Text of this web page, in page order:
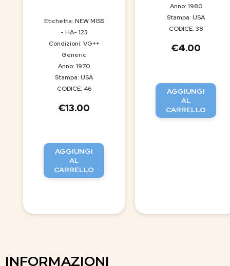
Etichetta: NEW MISS
- HA- 123
Condizioni: VG++
Generic
Anno: 1970
Stampa: USA
CODICE: 46
€13.00
AGGIUNGI
AL
CARRELLO
Anno: 1980
Stampa: USA
CODICE: 38
€4.00
AGGIUNGI
AL
CARRELLO
INFORMAZIONI